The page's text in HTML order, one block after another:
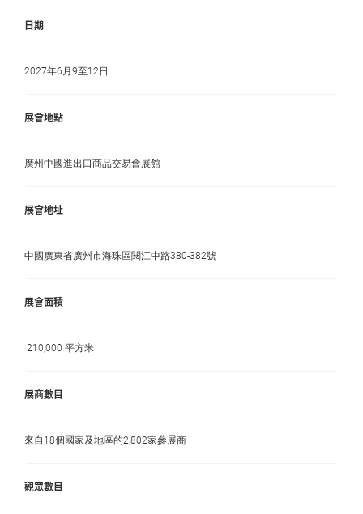
日期
2027年6月9至12日
展會地點
廣州中國進出口商品交易會展館
展會地址
中國廣東省廣州市海珠區閱江中路380-382號
展會面積
210,000 平方米
展商數目
來自18個國家及地區的2,802家參展商
觀眾數目